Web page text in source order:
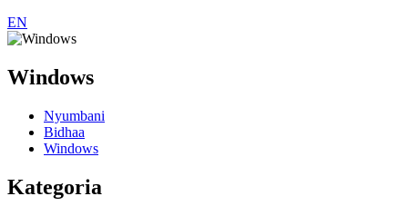
EN
Windows
Nyumbani
Bidhaa
Windows
Kategoria